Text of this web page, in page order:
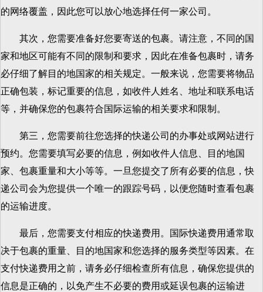
的网络覆盖，因此您可以放心地选择任何一家公司。
其次，您需要准备好您要寄送的包裹。请注意，不同的国
家和地区可能有不同的限制和要求，因此在准备包裹时，请务
必仔细了解目的地国家的相关规定。一般来说，您需要将物品
正确包装，标记重要的信息，如收件人姓名、地址和联系电话
等，并确保您的包裹符合国际运输的相关要求和限制。
第三，您需要前往您选择的快递公司的办事处或网站进行
预约。您需要填写必要的信息，例如收件人信息、目的地国
家、包裹重量和大小等等。一旦您提交了所有必要的信息，快
递公司会为您提供一个唯一的跟踪号码，以便您随时查看包裹
的运输进度。
最后，您需要支付相应的快递费用。国际快递费用通常取
决于包裹的重量、目的地国家和您选择的服务类型等因素。在
支付快递费用之前，请务必仔细检查所有信息，确保您提供的
信息是正确的，以免产生不必要的费用或延误包裹的运输进